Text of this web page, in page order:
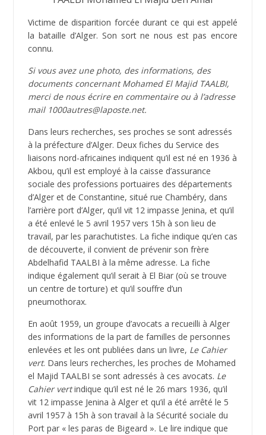
­Victime de disparition forcée durant ce qui est appelé
la bataille d’Alger. Son sort ne nous est pas encore
connu.
Si vous avez une photo, des informations, des
documents concernant Mohamed El Majid TAALBI,
merci de nous écrire en commentaire ou à l’adresse
mail 1000autres@laposte.net.
Dans leurs recherches, ses proches se sont adressés
à la préfecture d’Alger. Deux fiches du Service des
liaisons nord-africaines indiquent qu’il est né en 1936 à
Akbou, qu’il est employé à la caisse d’assurance
sociale des professions portuaires des départements
d’Alger et de Constantine, situé rue Chambéry, dans
l’arrière port d’Alger, qu’il vit 12 impasse Jenina, et qu’il
a été enlevé le 5 avril 1957 vers 15h à son lieu de
travail, par les parachutistes. La fiche indique qu’en cas
de découverte, il convient de prévenir son frère
Abdelhafid TAALBI à la même adresse. La fiche
indique également qu’il serait à El Biar (où se trouve
un centre de torture) et qu’il souffre d’un
pneumothorax.
En août 1959, un groupe d’avocats a recueilli à Alger
des informations de la part de familles de personnes
enlevées et les ont publiées dans un livre, Le Cahier
vert. Dans leurs recherches, les proches de Mohamed
el Majid TAALBI se sont adressés à ces avocats. Le
Cahier vertindique qu’il est né le 26 mars 1936, qu’il
vit 12 impasse Jenina à Alger et qu’il a été arrêté le 5
avril 1957 à 15h à son travail à la Sécurité sociale du
Port par « les paras de Bigeard ». Le lire indique que